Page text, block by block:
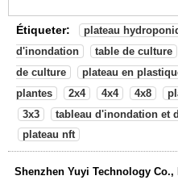
Étiqueter: plateau
d'inondation
table de culture
de culture
plateau en
plantes
2x4 4x4 4x8
3x3
tableau d'inondation et
plateau nft
Shenzhen Yuyi Technology Co.,